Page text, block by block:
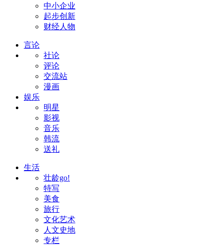
中小企业
起步创新
财经人物
言论
社论
评论
交流站
漫画
娱乐
明星
影视
音乐
韩流
送礼
生活
壮龄go!
特写
美食
旅行
文化艺术
人文史地
专栏